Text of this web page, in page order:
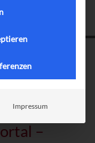
–
Impressum